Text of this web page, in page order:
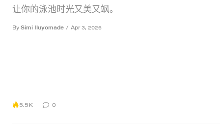
让你的泳池时光又美又飒。
By Simi Iluyomade / Apr 3, 2026
5.5K 0